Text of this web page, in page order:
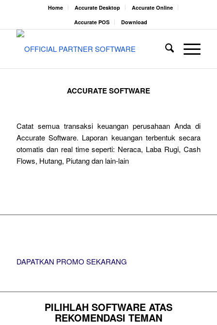
Home Accurate Desktop
Accurate Online
Accurate POS
Download
ACCURATE SOFTWARE
Catat semua transaksi keuangan perusahaan Anda di
Accurate Software. Laporan keuangan terbentuk secara
otomatis dan real time seperti: Neraca, Laba Rugi, Cash
Flows, Hutang, Piutang dan lain-lain
DAPATKAN PROMO SEKARANG
PILIHLAH SOFTWARE ATAS
REKOMENDASI TEMAN